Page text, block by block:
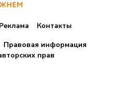
Реклама
Контакты
Правовая информация
прав